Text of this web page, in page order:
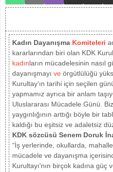
Kadın Dayanışma Komiteleri
kararlarından biri olan KDK
kadınların mücadelesinin nasıl
dayanışmayı ve örgütlülüğü
Kurultay’ın tarihi için seçilen
yapmamız ayrıca bir anlam
Uluslararası Mücadele Günü.
yaygınlığının arttığı böyle bir
kaldığı bu eşitsiz ve adaletsiz
KDK sözcüsü Senem Doruk
“İş yerlerinde, okullarda,
mücadele ve dayanışma
Kurultayı'nın birçok kadına güç